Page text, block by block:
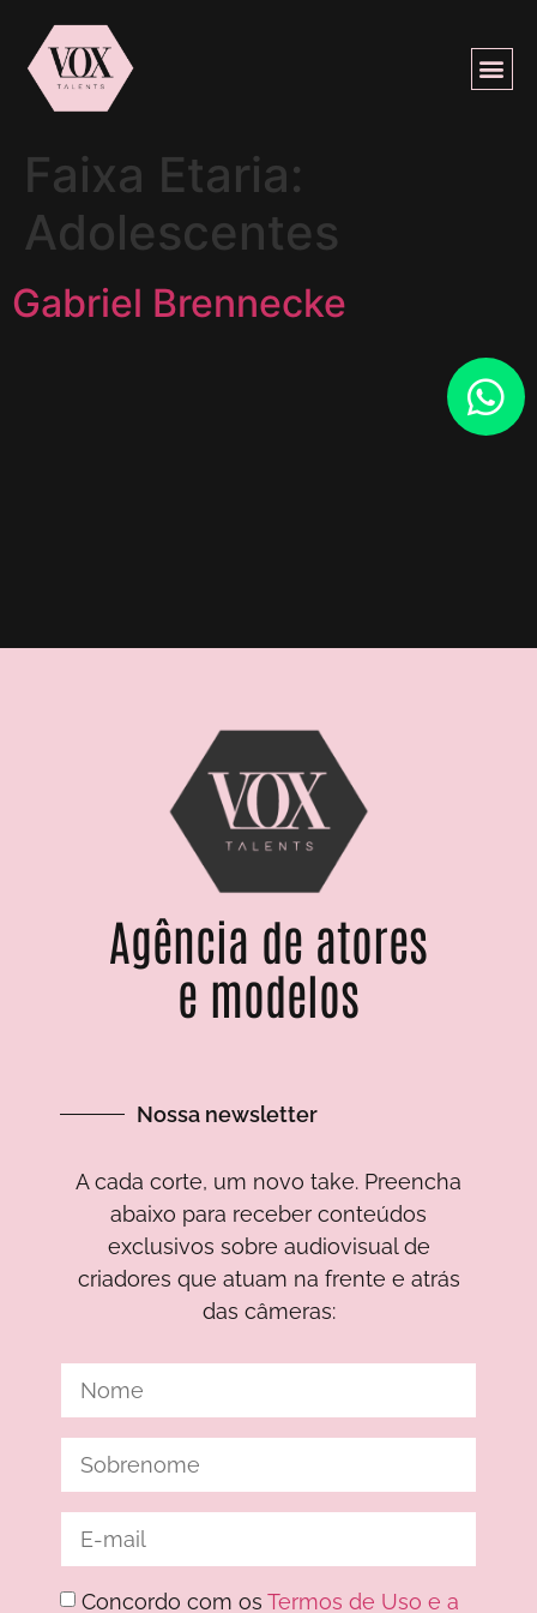
Faixa Etaria:
Adolescentes
Gabriel Brennecke
Agência de atores
e modelos
Nossa newsletter
A cada corte, um novo take. Preencha
abaixo para receber conteúdos
exclusivos sobre audiovisual de
criadores que atuam na frente e atrás
das câmeras:
Concordo com os Termos de Uso e a